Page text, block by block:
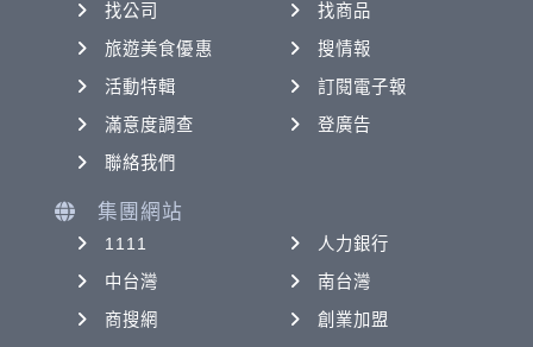
找公司
找商品
旅遊美食優惠
搜情報
活動特輯
訂閱電子報
滿意度調查
登廣告
聯絡我們
集團網站
1111
人力銀行
中台灣
南台灣
商搜網
創業加盟